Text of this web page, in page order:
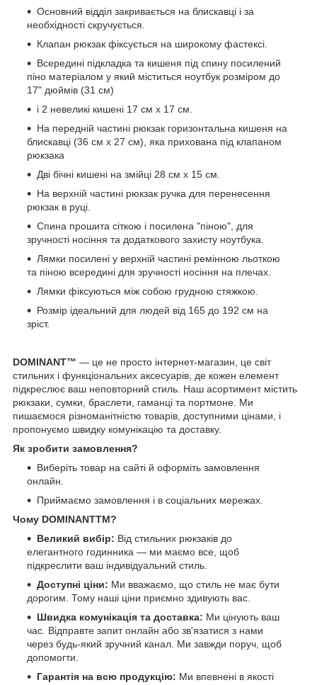
Основний відділ закривається на блискавці і за
необхідності скручується.
Клапан рюкзак фіксується на широкому фастексі.
Всередині підкладка та кишеня під спину посилений
піно матеріалом у який міститься ноутбук розміром до
17" дюймів (31 см)
і 2 невеликі кишені 17 см х 17 см.
На передній частині рюкзак горизонтальна кишеня на
блискавці (36 см х 27 см), яка прихована під клапаном
рюкзака
Дві бічні кишені на змійці 28 см х 15 см.
На верхній частині рюкзак ручка для перенесення
рюкзак в руці.
Спина прошита сіткою і посилена "піною", для
зручності носіння та додаткового захисту ноутбука.
Лямки посилені у верхній частині ремінною льоткою
та піною всередині для зручності носіння на плечах.
Лямки фіксуються між собою грудною стяжкою.
Розмір ідеальний для людей від 165 до 192 см на
зріст.
DOMINANT™ — це не просто інтернет-магазин, це світ
стильних і функціональних аксесуарів, де кожен елемент
підкреслює ваш неповторний стиль. Наш асортимент містить
рюкзаки, сумки, браслети, гаманці та портмоне. Ми
пишаємося різноманітністю товарів, доступними цінами, і
пропонуємо швидку комунікацію та доставку.
Як зробити замовлення?
Виберіть товар на сайті й оформіть замовлення
онлайн.
Приймаємо замовлення і в соціальних мережах.
Чому DOMINANTTM?
Великий вибір: Від стильних рюкзаків до
елегантного годинника — ми маємо все, щоб
підкреслити ваш індивідуальний стиль.
Доступні ціни: Ми вважаємо, що стиль не має бути
дорогим. Тому наші ціни приємно здивують вас.
Швидка комунікація та доставка: Ми цінують ваш
час. Відправте запит онлайн або зв'язатися з нами
через будь-який зручний канал. Ми завжди поруч, щоб
допомогти.
Гарантія на всю продукцію: Ми впевнені в якості